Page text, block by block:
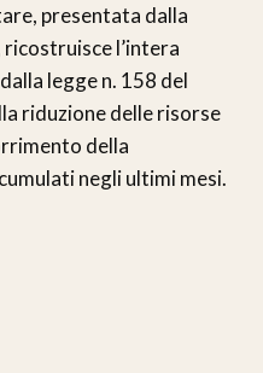
presentata dalla
ricostruisce l’intera
legge n. 158 del
riduzione delle risorse
della
negli ultimi mesi.